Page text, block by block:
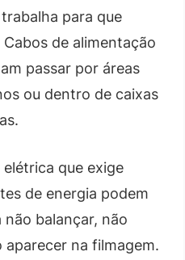
para que
de alimentação
passar por áreas
ou dentro de caixas
que exige
de energia podem
balançar, não
na filmagem.